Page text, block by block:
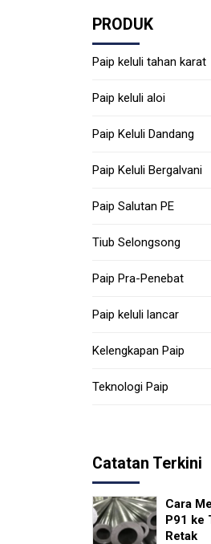
PRODUK
Paip keluli tahan karat
Paip keluli aloi
Paip Keluli Dandang
Paip Keluli Bergalvani
Paip Salutan PE
Tiub Selongsong
Paip Pra-Penebat
Paip keluli lancar
Kelengkapan Paip
Teknologi Paip
Catatan Terkini
Cara
P91 ke
Retak